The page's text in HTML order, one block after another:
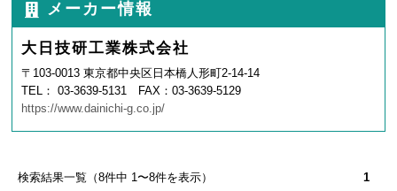
メーカー情報
大日技研工業株式会社
〒103-0013 東京都中央区日本橋人形町2-14-14
TEL： 03-3639-5131 FAX：03-3639-5129
https://www.dainichi-g.co.jp/
検索結果一覧（8件中 1〜8件を表示） 1